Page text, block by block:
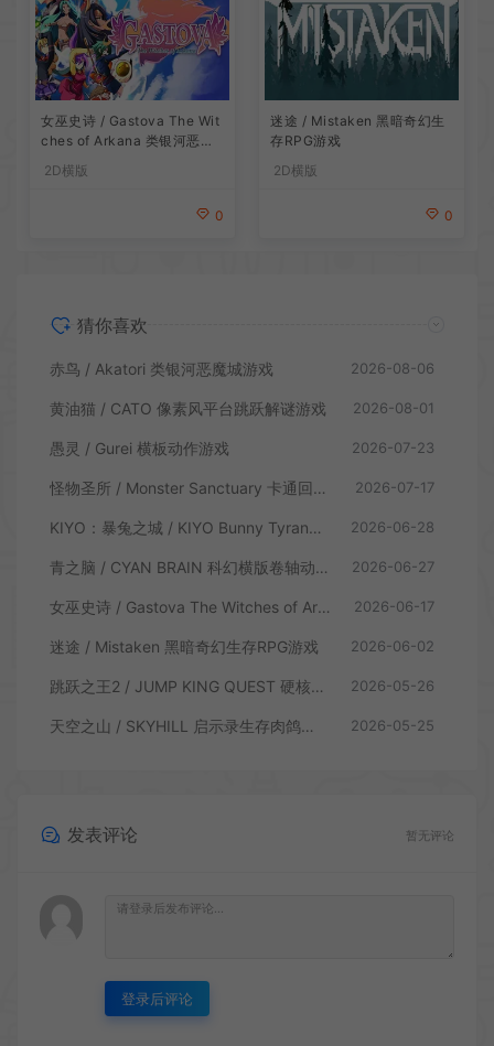
女巫史诗 / Gastova The Wit
ches of Arkana 类银河恶魔
城动作游戏
2D横版
0
迷途 / Mistaken 黑暗奇幻生
存RPG游戏
2D横版
0
猜你喜欢
赤鸟 / Akatori 类银河恶魔城游戏 2026-08-06
黄油猫 / CATO 像素风平台跳跃解谜游戏 2026-08-01
愚灵 / Gurei 横板动作游戏 2026-07-23
怪物圣所 / Monster Sanctuary 卡通回合制横板动作游戏 2026-07-17
KIYO：暴兔之城 / KIYO Bunny Tyranny 潜行动作游戏 2026-06-28
青之脑 / CYAN BRAIN 科幻横版卷轴动作游戏 2026-06-27
女巫史诗 / Gastova The Witches of Arkana 类银河恶魔城动作游戏 2026-06-17
迷途 / Mistaken 黑暗奇幻生存RPG游戏 2026-06-02
跳跃之王2 / JUMP KING QUEST 硬核横板跳跃游戏 2026-05-26
天空之山 / SKYHILL 启示录生存肉鸽游戏 2026-05-25
发表评论 暂无评论
登录后评论